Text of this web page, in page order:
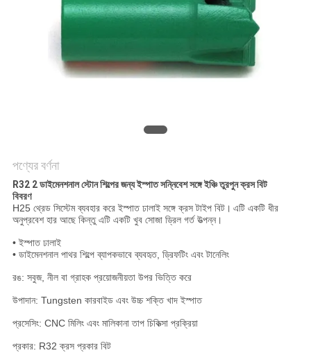
PRIVACY
POLICY
পণ্যের বর্ণনা
R32 2 ডাইমেনশনাল স্টোন শিল্পের জন্য ইস্পাত সন্নিবেশ সঙ্গে ইঞ্চি তুরপুন ক্রস বিট
বিবরণ
H25 থ্রেড সিস্টেম ব্যবহার করে ইস্পাত ঢালাই সঙ্গে ক্রস টাইপ বিট। এটি একটি ধীর
অনুপ্রবেশ হার আছে কিন্তু এটি একটি খুব সোজা ড্রিল গর্ত উত্পন্ন।
• ইস্পাত ঢালাই
• ডাইমেনশনাল পাথর শিল্পে ব্যাপকভাবে ব্যবহৃত, ড্রিফটিং এবং টানেলিং
রঙ: সবুজ, নীল বা গ্রাহক প্রয়োজনীয়তা উপর ভিত্তি করে
উপাদান: Tungsten কারবাইড এবং উচ্চ শক্তি খাদ ইস্পাত
প্রসেসিং: CNC মিলিং এবং মালিকানা তাপ চিকিত্সা প্রক্রিয়া
প্রকার: R32 ক্রস প্রকার বিট